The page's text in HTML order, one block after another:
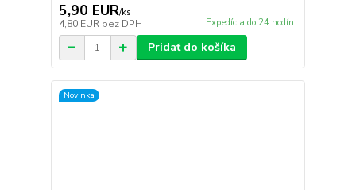
5,90 EUR/ks
4,80 EUR bez DPH Expedícia do 24 hodín
Pridať do košíka
Novinka